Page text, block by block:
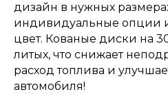
дизайн в нужных
индивидуальные опции
цвет. Кованые диски на
литых, что снижает
расход топлива и
автомобиля!